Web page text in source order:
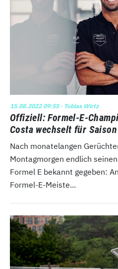
15.08.2022 09:55· Tobias Wirtz
Offiziell: Formel-E-
Costa wechselt für
Nach monatelangen
Montagmorgen endlich
Formel E bekannt gegeben:
Formel-E-Meiste...